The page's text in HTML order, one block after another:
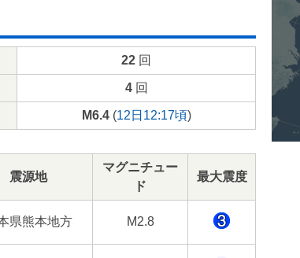
22 回
4回
M6.4(12日12:17頃)
震源地
マグニチュー
ド
最大震度
県熊本地方 M2.8